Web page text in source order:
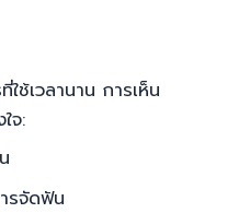
ใช้เวลานาน การเห็น
จ:
รจัดฟัน